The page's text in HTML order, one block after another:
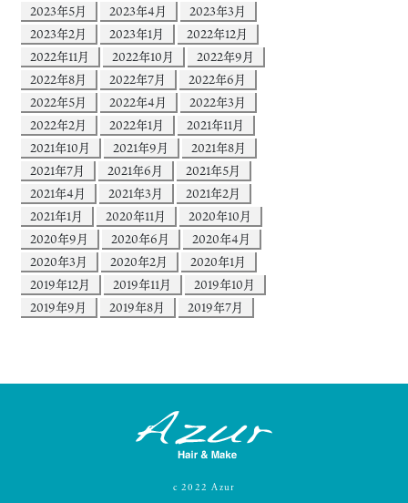
2023年5月
2023年4月
2023年3月
2023年2月
2023年1月
2022年12月
2022年11月
2022年10月
2022年9月
2022年8月
2022年7月
2022年6月
2022年5月
2022年4月
2022年3月
2022年2月
2022年1月
2021年11月
2021年10月
2021年9月
2021年8月
2021年7月
2021年6月
2021年5月
2021年4月
2021年3月
2021年2月
2021年1月
2020年11月
2020年10月
2020年9月
2020年6月
2020年4月
2020年3月
2020年2月
2020年1月
2019年12月
2019年11月
2019年10月
2019年9月
2019年8月 2019年7月
c2022 Azur